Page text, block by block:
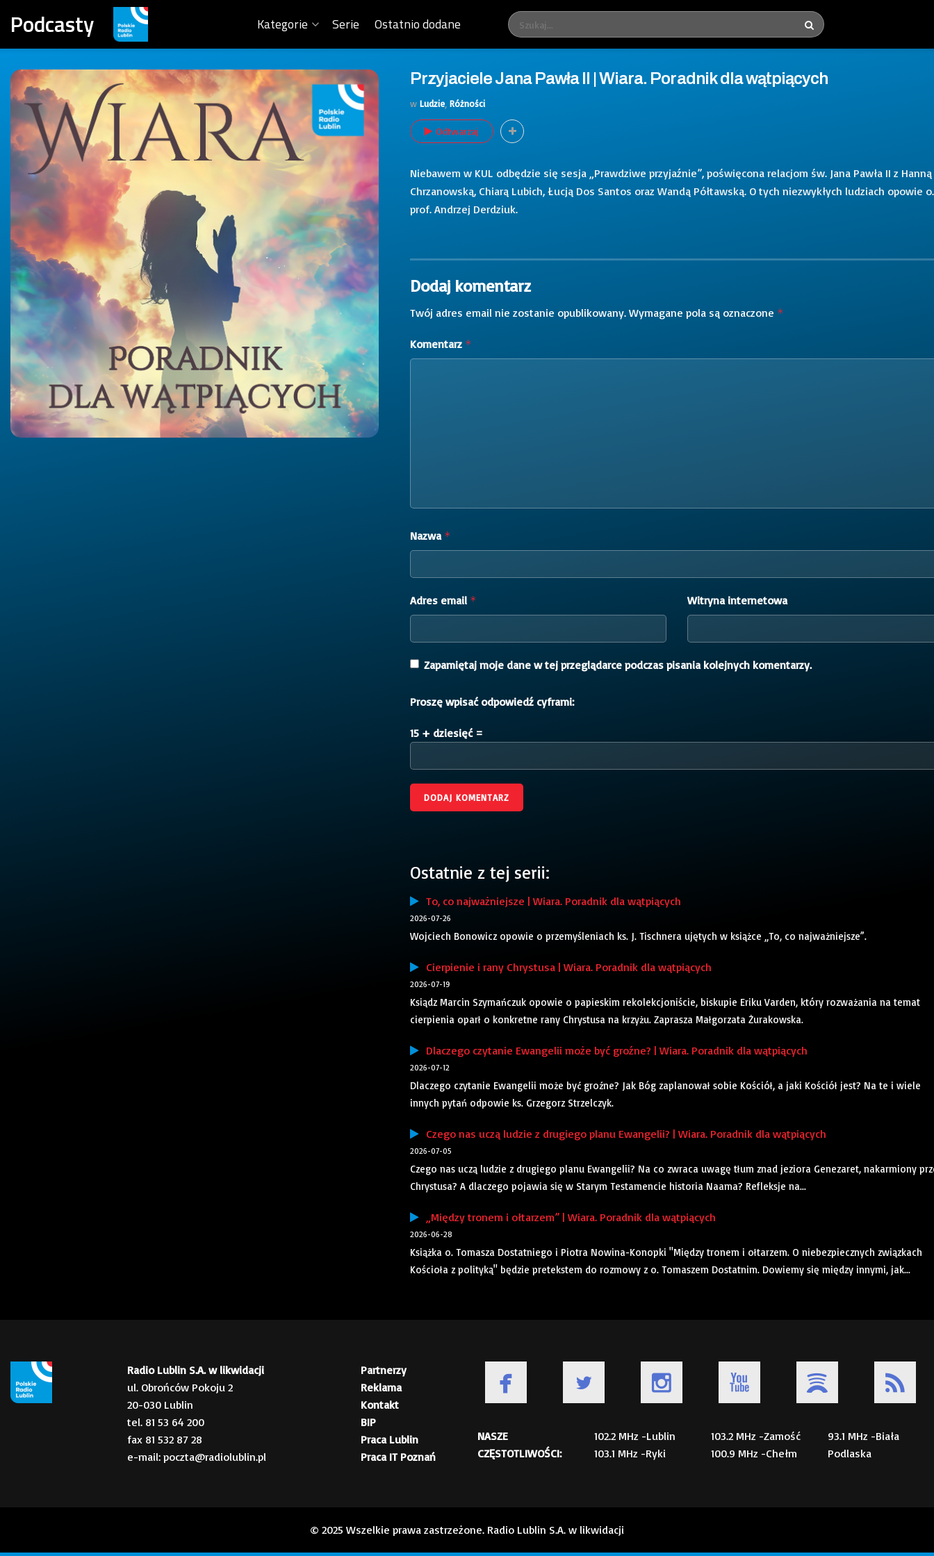
Podcasty Kategorie Serie Ostatnio dodane
Przyjaciele Jana Pawła II | Wiara. Poradnik dla wątpiących
w Ludzie Różności
Odtwarzaj
Niebawem w KUL odbędzie się sesja „Prawdziwe przyjaźnie”, poświęcona relacjom św. Jana Pawła II z Hanną
Chrzanowską, Chiarą Lubich, Łucją Dos Santos oraz Wandą Półtawską. O tych niezwykłych ludziach opowie o.
prof. Andrzej Derdziuk.
Dodaj komentarz
Twój adres email nie zostanie opublikowany. Wymagane pola są oznaczone *
Komentarz *
Nazwa *
Adres email * Witryna internetowa
Zapamiętaj moje dane w tej przeglądarce podczas pisania kolejnych komentarzy.
Proszę wpisać odpowiedź cyframi:
15 + dziesięć =
Ostatnie z tej serii:
To, co najważniejsze | Wiara. Poradnik dla wątpiących
2026-07-26
Wojciech Bonowicz opowie o przemyśleniach ks. J. Tischnera ujętych w książce „To, co najważniejsze”.
Cierpienie i rany Chrystusa | Wiara. Poradnik dla wątpiących
2026-07-19
Ksiądz Marcin Szymańczuk opowie o papieskim rekolekcjoniście, biskupie Eriku Varden, który rozważania na temat
cierpienia oparł o konkretne rany Chrystusa na krzyżu. Zaprasza Małgorzata Żurakowska.
Dlaczego czytanie Ewangelii może być groźne? | Wiara. Poradnik dla wątpiących
2026-07-12
Dlaczego czytanie Ewangelii może być groźne? Jak Bóg zaplanował sobie Kościół, a jaki Kościół jest? Na te i wiele
innych pytań odpowie ks. Grzegorz Strzelczyk.
Czego nas uczą ludzie z drugiego planu Ewangelii? | Wiara. Poradnik dla wątpiących
2026-07-05
Czego nas uczą ludzie z drugiego planu Ewangelii? Na co zwraca uwagę tłum znad jeziora Genezaret, nakarmiony
Chrystusa? A dlaczego pojawia się w Starym Testamencie historia Naama? Refleksje na...
„Między tronem i ołtarzem” | Wiara. Poradnik dla wątpiących
2026-06-28
Książka o. Tomasza Dostatniego i Piotra Nowina-Konopki "Między tronem i ołtarzem. O niebezpiecznych związkach
Kościoła z polityką" będzie pretekstem do rozmowy z o. Tomaszem Dostatnim. Dowiemy się między innymi, jak...
Radio Lublin S.A. w likwidacji
ul. Obrońców Pokoju 2
20-030 Lublin
tel. 81 53 64 200
fax 81 532 87 28
e-mail: poczta@radiolublin.pl
Partnerzy
Reklama
Kontakt
BIP
Praca Lublin
Praca IT Poznań
NASZE
CZĘSTOTLIWOŚCI:
102.2 MHz -Lublin
103.1 MHz -Ryki
103.2 MHz -Zamość
100.9 MHz -Chełm
93.1 MHz -Biała
Podlaska
© 2025 Wszelkie prawa zastrzeżone. Radio Lublin S.A. w likwidacji